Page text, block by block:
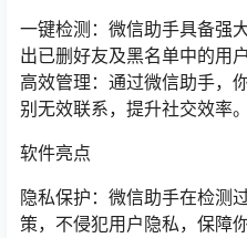
一键检测：微信助手具备强
出已删好友及黑名单中的用
高效管理：通过微信助手，
别无效联系，提升社交效率。
软件亮点
隐私保护：微信助手在检测
策，不侵犯用户隐私，保障